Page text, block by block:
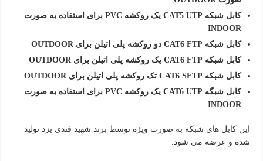
کابل شبکه CAT5 UTP یک روکشه PVC برای استفاده به صورت
INDOOR
کابل شبکه CAT6 FTP دو روکشه پلی اتیلن برای OUTDOOR
کابل شبکه CAT6 FTP یک روکشه پلی اتیلن برای OUTDOOR
کابل شبکه CAT6 SFTP تک روکشه پلی اتیلن برای OUTDOOR
کابل شبگه CAT6 UTP یک روکشه PVC برای استفاده به صورت
INDOOR
این کابل های شبکه به صورت ویژه توسط برند شهید قندی یزد تولید
شده و عرضه می شود.